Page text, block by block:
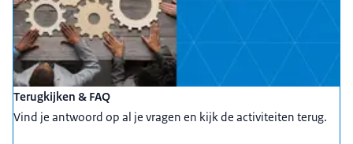
Terugkijken & FAQ
Vind je antwoord op al je vragen en kijk de activiteiten terug.